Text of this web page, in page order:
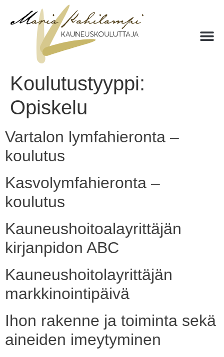
Koulutustyyppi:
Opiskelu
Vartalon lymfahieronta –
koulutus
Kasvolymfahieronta –
koulutus
Kauneushoitoalayrittäjän
kirjanpidon ABC
Kauneushoitolayrittäjän
markkinointipäivä
Ihon rakenne ja toiminta sekä
aineiden imeytyminen